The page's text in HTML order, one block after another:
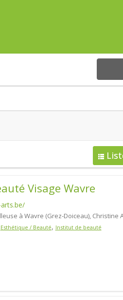
Visage Wavre
à Wavre (Grez-Doiceau), Christine
Esthétique / Beauté, Institut de beauté